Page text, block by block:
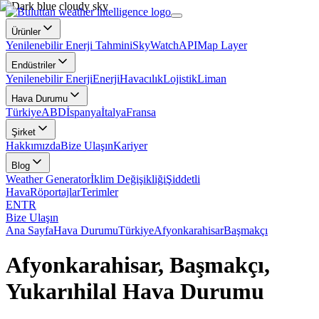
Ürünler
Yenilenebilir Enerji TahminiSkyWatchAPIMap Layer
Endüstriler
Yenilenebilir EnerjiEnerjiHavacılıkLojistikLiman
Hava Durumu
TürkiyeABDİspanyaİtalyaFransa
Şirket
HakkımızdaBize UlaşınKariyer
Blog
Weather Generatorİklim DeğişikliğiŞiddetli
HavaRöportajlarTerimler
ENTR
Bize Ulaşın
Ana SayfaHava DurumuTürkiyeAfyonkarahisarBaşmakçı
Afyonkarahisar, Başmakçı,
Yukarıhilal Hava Durumu